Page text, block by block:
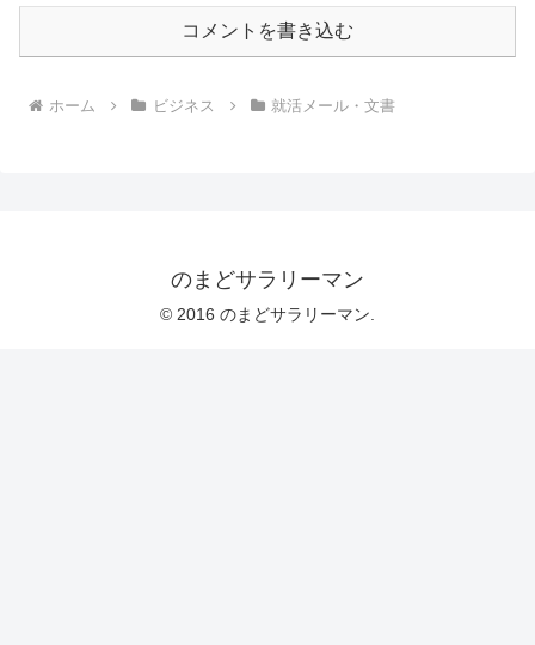
コメントを書き込む
ホーム ビジネス 就活メール・文書
のまどサラリーマン
© 2016 のまどサラリーマン.